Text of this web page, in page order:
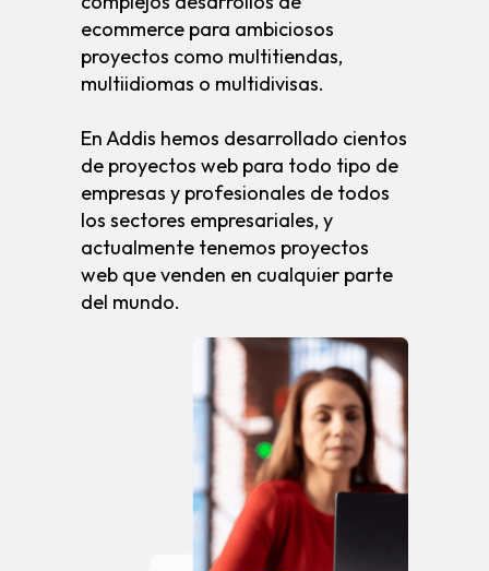
ecommerce para ambiciosos
proyectos como multitiendas,
multiidiomas o multidivisas.
En Addis hemos desarrollado cientos
de proyectos web para todo tipo de
empresas y profesionales de todos
los sectores empresariales, y
actualmente tenemos proyectos
web que venden en cualquier parte
del mundo.